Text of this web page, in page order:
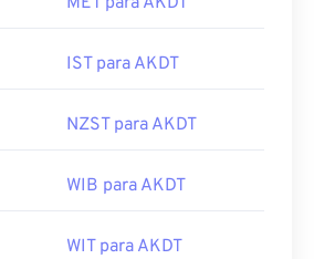
IST para AKDT
NZST para AKDT
WIB para AKDT
WIT para AKDT